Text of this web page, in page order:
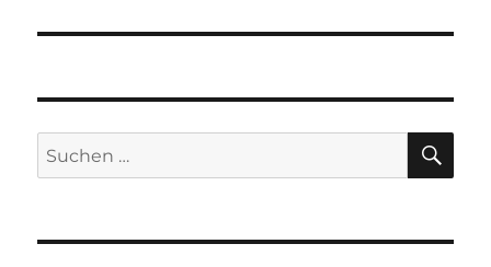
Suche
nach: